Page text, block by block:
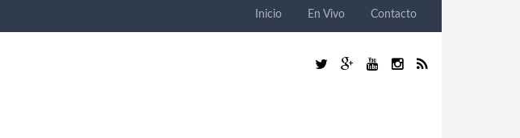
Inicio En Vivo Contacto